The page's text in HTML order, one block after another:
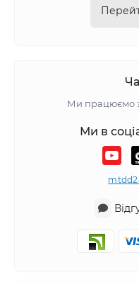
Ми працюємо
Ми в